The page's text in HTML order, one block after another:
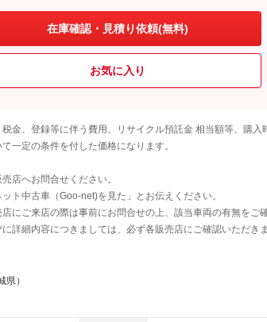
在庫確認・見積り依頼(無料)
お気に入り
金、登録等に伴う費用、リサイクル預託金 相当額等、購入
一定の条件を付した価格になります。
店へお問合せください。
ト中古車（Goo-net)を見た」とお伝えください。
にご来店の際は事前にお問合せの上、該当車両の有無をご
詳細内容につきましては、必ず各販売店にご確認いただき
）